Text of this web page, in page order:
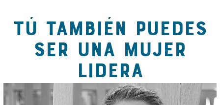
TÚ TAMBIÉN PUEDES
SER UNA MUJER
LIDERA